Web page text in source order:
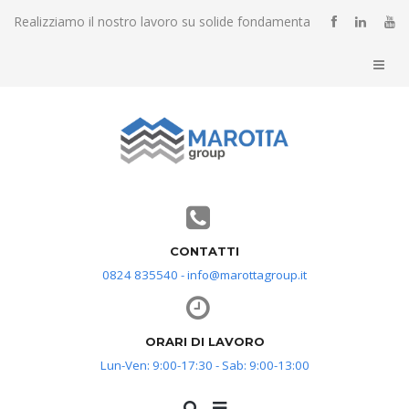
Realizziamo il nostro lavoro su solide fondamenta
CONTATTI
0824 835540 - info@marottagroup.it
ORARI DI LAVORO
Lun-Ven: 9:00-17:30 - Sab: 9:00-13:00